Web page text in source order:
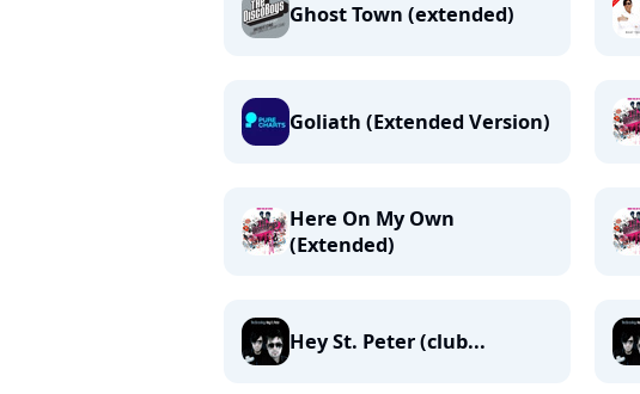
Ghost Town (extended)
Goliath (Extended Version)
Here On My Own
(Extended)
Hey St. Peter (club...